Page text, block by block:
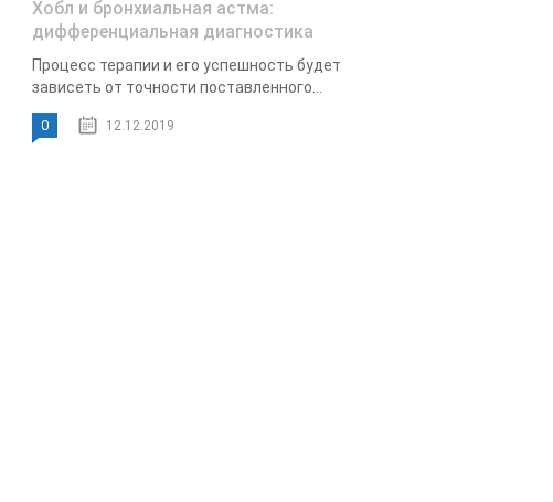
Хобл и бронхиальная астма:
дифференциальная диагностика
Процесс терапии и его успешность будет
зависеть от точности поставленного...
0 12.12.2019